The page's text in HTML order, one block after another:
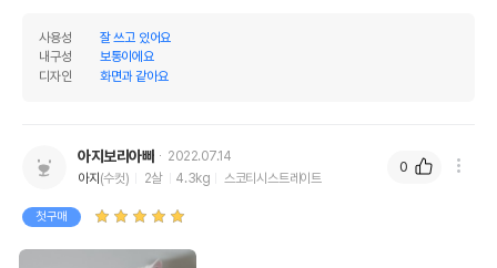
사용성
잘 쓰고 있어요
내구성
보통이에요
디자인
화면과 같아요
아지보리아빠
2022.07.14
아지(수컷) 2살 4.3kg 스코티시스트레이트
첫구매
0